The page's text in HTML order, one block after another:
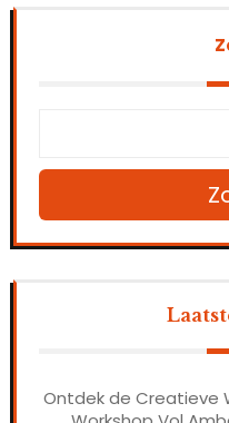
Ontdek de Creatieve